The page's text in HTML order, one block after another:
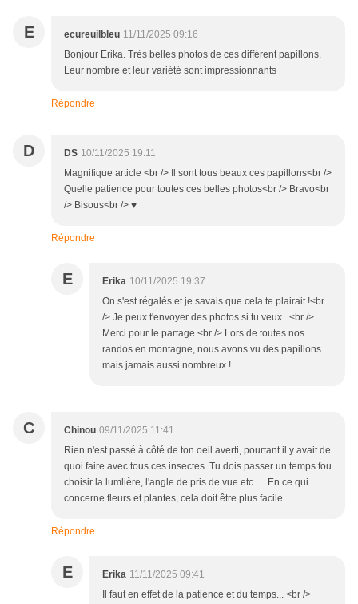
E ecureuilbleu 11/11/2025 09:16
Bonjour Erika. Très belles photos de ces différent papillons.
Leur nombre et leur variété sont impressionnants
Répondre
D DS 10/11/2025 19:11
Magnifique article <br /> Il sont tous beaux ces papillons<br />
Quelle patience pour toutes ces belles photos<br /> Bravo<br
/> Bisous<br /> ♥
Répondre
E Erika 10/11/2025 19:37
On s'est régalés et je savais que cela te plairait !<br
/> Je peux t'envoyer des photos si tu veux...<br />
Merci pour le partage.<br /> Lors de toutes nos
randos en montagne, nous avons vu des papillons
mais jamais aussi nombreux !
C Chinou 09/11/2025 11:41
Rien n'est passé à côté de ton oeil averti, pourtant il y avait de
quoi faire avec tous ces insectes. Tu dois passer un temps fou
choisir la lumlière, l'angle de pris de vue etc..... En ce qui
concerne fleurs et plantes, cela doit être plus facile.
Répondre
E Erika 11/11/2025 09:41
Il faut en effet de la patience et du temps... <br />